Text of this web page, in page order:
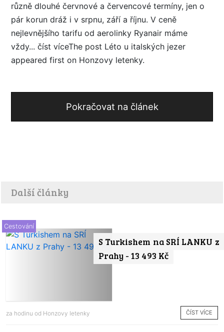
různě dlouhé červnové a červencové termíny, jen o
pár korun dráž i v srpnu, září a říjnu. V ceně
nejlevnějšího tarifu od aerolinky Ryanair máme
vždy... číst víceThe post Léto u italských jezer
appeared first on Honzovy letenky.
Pokračovat na článek
Další články
S Turkishem na SRÍ LANKU z
Prahy - 13 493 Kč
Cestování
za hodinu od Honzovy letenky ČÍST VÍCE